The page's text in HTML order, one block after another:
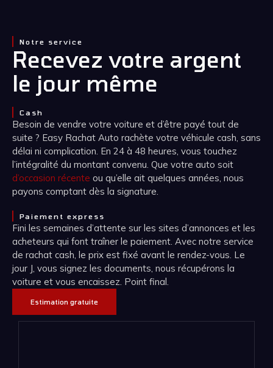
Notre service
Recevez votre argent
le jour même
Cash
Besoin de vendre votre voiture et d’être payé tout de
suite ? Easy Rachat Auto rachète votre véhicule cash, sans
délai ni complication. En 24 à 48 heures, vous touchez
l’intégralité du montant convenu. Que votre auto soit
d’occasion récente ou qu’elle ait quelques années, nous
payons comptant dès la signature.
Paiement express
Fini les semaines d’attente sur les sites d’annonces et les
acheteurs qui font traîner le paiement. Avec notre service
de rachat cash, le prix est fixé avant le rendez-vous. Le
jour J, vous signez les documents, nous récupérons la
voiture et vous encaissez. Point final.
Estimation gratuite